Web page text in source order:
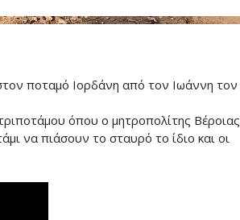
ποταμό Ιορδάνη από τον Ιωάννη τον
όπου ο μητροπολίτης Βέροιας
να πιάσουν το σταυρό το ίδιο και οι